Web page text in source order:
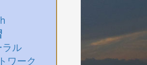
ル
ーク